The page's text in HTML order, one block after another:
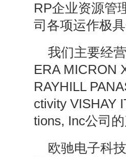
RP企业资源管
司各项运作极
我们主要经
ERA MICRON
RAYHILL
ctivity VISHAY
tions, Inc公司
欧驰电子科